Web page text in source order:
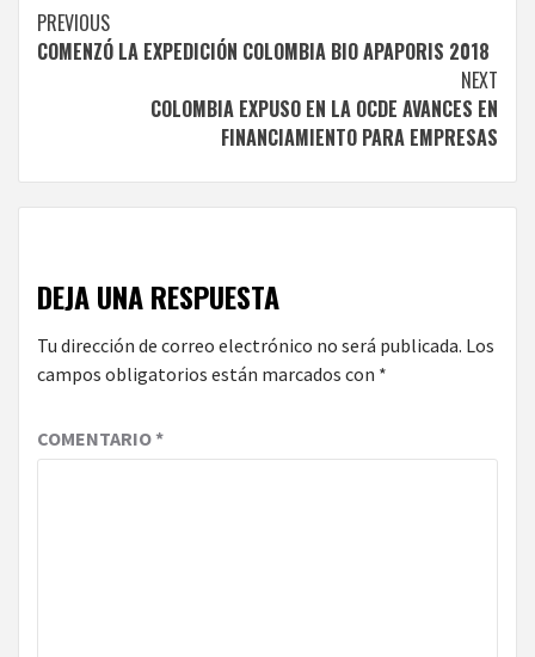
Continue
Reading
PREVIOUS
COMENZÓ LA EXPEDICIÓN COLOMBIA BIO APAPORIS 2018
NEXT
COLOMBIA EXPUSO EN LA OCDE AVANCES EN
FINANCIAMIENTO PARA EMPRESAS
DEJA UNA RESPUESTA
Tu dirección de correo electrónico no será publicada. Los
campos obligatorios están marcados con *
COMENTARIO*